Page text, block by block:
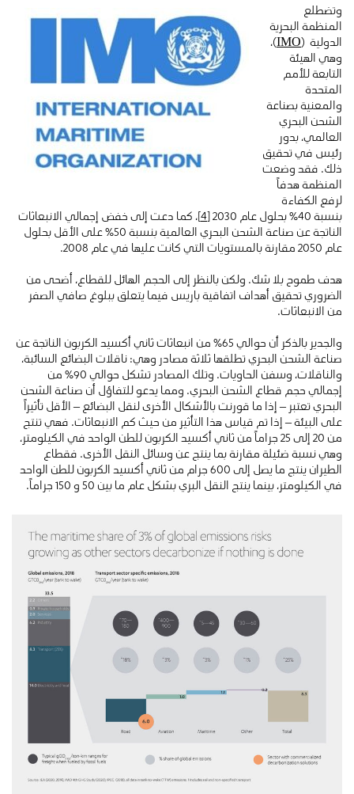
وتضطلع
المنظمة البحرية
الدولية (IMO)،
وهي الهيئة
التابعة للأمم
المتحدة
والمعنية بصناعة
الشحن البحري
العالمي، بدور
رئيس في تحقيق
ذلك. فقد وضعت
المنظمة هدفاً
لرفع الكفاءة
بنسبة 40٪ بحلول عام 2030
[4] ، كما دعت إلى خفض إجمالي الانبعاثات
الناتجة عن صناعة الشحن البحري العالمية بنسبة 50٪ على الأقل بحلول
عام 2050 مقارنة بالمستويات التي كانت عليها في عام 2008.
هدف طموح بلا شك. ولكن بالنظر إلى الحجم الهائل للقطاع، أضحى من
الضروري تحقيق أهداف اتفاقية باريس فيما يتعلق ببلوغ صافي الصفر
من الانبعاثات.
والجدير بالذكر أن حوالي 65٪ من انبعاثات ثاني أكسيد الكربون الناتجة عن
صناعة الشحن البحري تطلقها ثلاثة مصادر وهي: ناقلات البضائع السائبة،
والناقلات، وسفن الحاويات. وتلك المصادر تشكل حوالي 90٪ من
إجمالي حجم قطاع الشحن البحري. ومما يدعو للتفاؤل أن صناعة الشحن
البحري تعتبر – إذا ما قورنت بالأشكال الأخرى لنقل البضائع – الأقل تأثيراً
على البيئة – إذا تم قياس هذا التأثير من حيث كم الانبعاثات. فهي تنتج
من 20 إلى 25 جراماً من ثاني أكسيد الكربون للطن الواحد في الكيلومتر،
وهي نسبة ضئيلة مقارنة بما ينتج عن وسائل النقل الأخرى. فقطاع
الطيران ينتج ما يصل إلى 600 جرام من ثاني أكسيد الكربون للطن الواحد
في الكيلومتر، بينما ينتج النقل البري بشكل عام ما بين 50 و 150 جراماً.